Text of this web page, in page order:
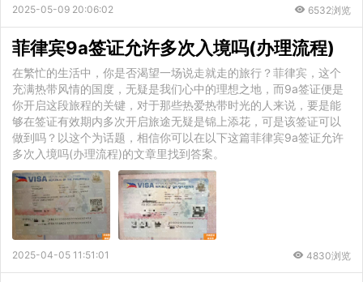
2025-05-09 20:06:02 6532浏览
菲律宾9a签证允许多次入境吗(办理流程)
在繁忙的生活中，你是否渴望一场说走就走的旅行？菲律宾，这个
充满热带风情的国度，无疑是我们心中的理想之地，而9a签证便是
你开启这段旅程的关键，对于那些热爱热带时光的人来说，要是能
够在签证有效期内多次开启旅途无疑是锦上添花，可是该签证可以
做到吗？以这个为话题，相信你可以在以下这篇菲律宾9a签证允许
多次入境吗(办理流程)的文章里找到答案。
2025-04-05 11:51:01 4830浏览